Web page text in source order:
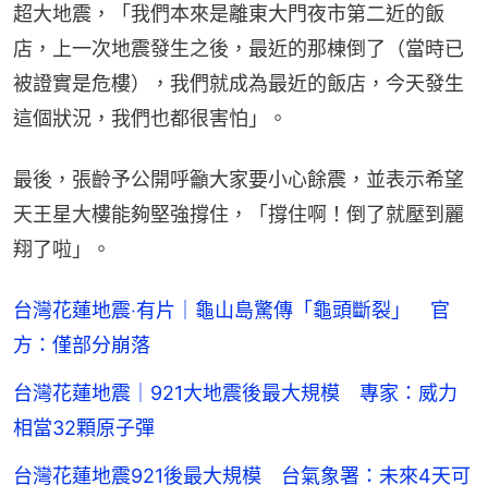
超大地震，「我們本來是離東大門夜市第二近的飯
店，上一次地震發生之後，最近的那棟倒了（當時已
被證實是危樓），我們就成為最近的飯店，今天發生
這個狀況，我們也都很害怕」。
最後，張齡予公開呼籲大家要小心餘震，並表示希望
天王星大樓能夠堅強撐住，「撐住啊！倒了就壓到麗
翔了啦」。
台灣花蓮地震‧有片｜龜山島驚傳「龜頭斷裂」 官
方：僅部分崩落
台灣花蓮地震｜921大地震後最大規模 專家：威力
相當32顆原子彈
台灣花蓮地震921後最大規模 台氣象署：未來4天可